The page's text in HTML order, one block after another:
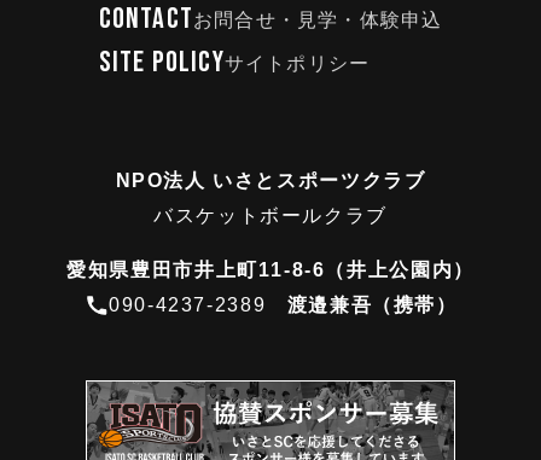
CONTACTお問合せ・見学・体験申込
SITE POLICYサイトポリシー
NPO法人 いさとスポーツクラブ
バスケットボールクラブ
愛知県豊田市井上町11-8-6（井上公園内）
090-4237-2389 渡邉兼吾（携帯）